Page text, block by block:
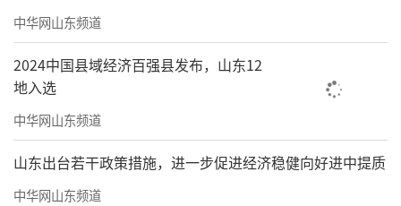
中华网山东频道
2024中国县域经济百强县发布，山东12
地入选
中华网山东频道
山东出台若干政策措施，进一步促进经济稳健向好进中提质
中华网山东频道